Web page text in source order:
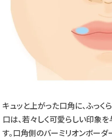
キュッと上がった口角に、ふっ
口は、若々しく可愛らしい印象
す。口角側のバーミリオンボー